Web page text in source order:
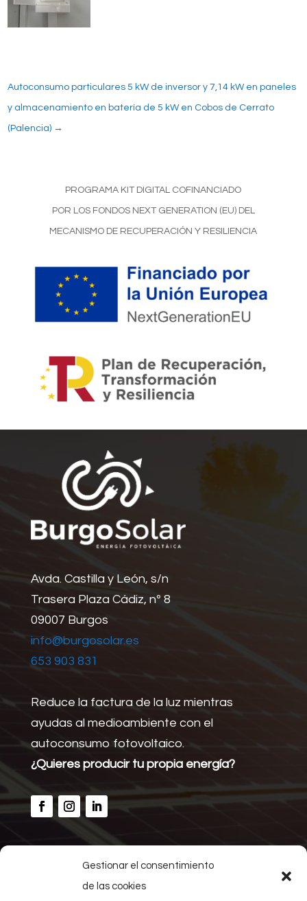
Gestionar el consentimiento
de las cookies
Autoconsumo particulares 5 kW de inversor y 7,14 kW en paneles
y almacenamiento en batería de 5 kW en Cobos de Cerrato
(Palencia) →
PROGRAMA KIT DIGITAL COFINANCIADO
POR LOS FONDOS NEXT GENERATION (EU) DEL
MECANISMO DE RECUPERACIÓN Y RESILIENCIA
Avda. Castilla y León, s/n
Trasera Plaza Cádiz, nº 8
09007 Burgos
info@burgosolar.es
653 903 831
Reduce la factura de la luz mientras
ayudas al medioambiente con el
autoconsumo fotovoltaico.
¿Quieres producir tu propia energía?
Calcular ahorro